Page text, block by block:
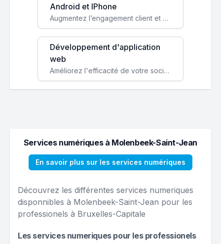
Android et IPhone
Augmentez l’engagement client et simplifiez vos processus avec une application mobile sur mesure, disponible sur iOS et Android.
Développement d'application
web
Améliorez l'efficacité de votre société avec une application web personnalisée accessible partout et tout le temps.
Services numériques à Molenbeek-Saint-Jean
En savoir plus sur les services numériques
Découvrez les différentes services numeriques
disponnibles à Molenbeek-Saint-Jean pour les
professionels à Bruxelles-Capitale
Les services numeriques pour les professionels